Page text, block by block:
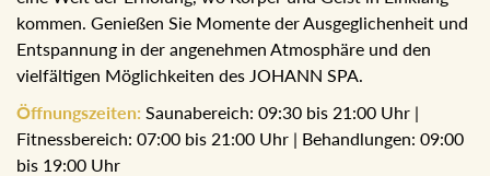
kommen. Genießen Sie Momente der Ausgeglichenheit
und Entspannung in der angenehmen Atmosphäre und
den vielfältigen Möglichkeiten des JOHANN SPA.
Öffnungszeiten:Saunabereich: 09:30 bis 21:00 Uhr |
Fitnessbereich: 07:00 bis 21:00 Uhr | Behandlungen: 09:00
bis 19:00 Uhr